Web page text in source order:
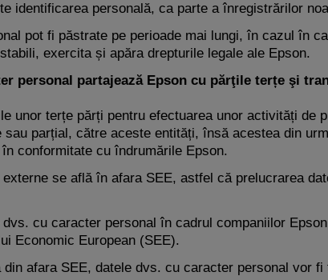
identificarea personală, ca parte a înregistrărilor
pot fi păstrate pe perioade mai lungi, în cazul în
exercita și apăra drepturile legale ale Epson.
personal partajează Epson cu părţile terțe şi
unor terțe părți pentru efectuarea unor activități de
parțial, către aceste entități, însă acestea din
conformitate cu îndrumările Epson.
se află în afara SEE, astfel că prelucrarea
dvs. cu caracter personal în cadrul companiilor
Economic European (SEE).
afara SEE, datele dvs. cu caracter personal vor